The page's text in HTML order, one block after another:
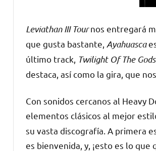
Leviathan III Tournos entregará
que gusta bastante, Ayahuasca
último track, Twilight Of The Gods
destaca, así como la gira, que
Con sonidos cercanos al Heavy
elementos clásicos al mejor
su vasta discografía. A primera
es bienvenida, y, ¡esto es lo